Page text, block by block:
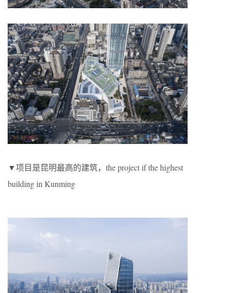
▼项目是昆明最高的建筑，the project if the highest
building in Kunming